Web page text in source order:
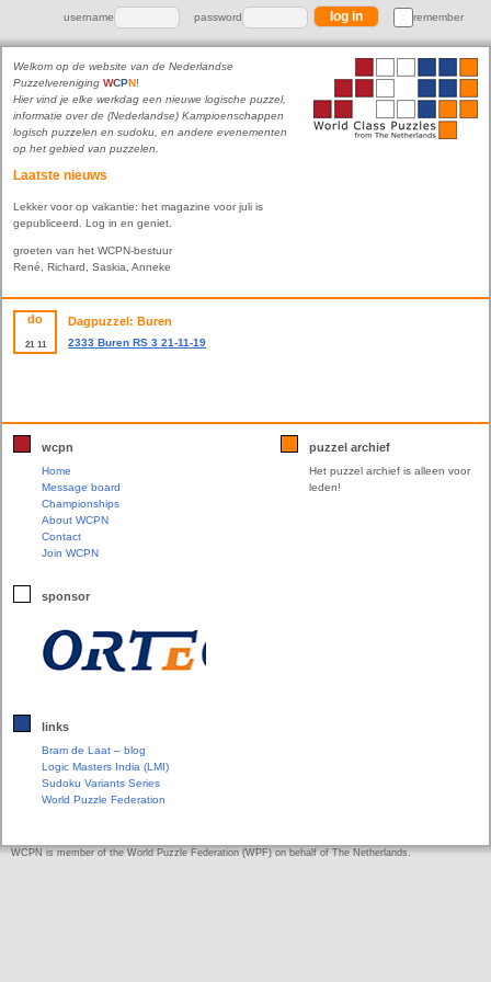
username password remember
Welkom op de website van de Nederlandse
Puzzelvereniging WCPN!
Hier vind je elke werkdag een nieuwe logische puzzel,
informatie over de (Nederlandse) Kampioenschappen
logisch puzzelen en sudoku, en andere evenementen
op het gebied van puzzelen.
Laatste nieuws
Lekker voor op vakantie: het magazine voor juli is
gepubliceerd. Log in en geniet.
groeten van het WCPN-bestuur
René, Richard, Saskia, Anneke
do
21 11
Dagpuzzel: Buren
2333 Buren RS 3 21-11-19
wcpn
Home
Message board
Championships
About WCPN
Contact
Join WCPN
sponsor
links
Bram de Laat – blog
Logic Masters India (LMI)
Sudoku Variants Series
World Puzzle Federation
puzzel archief
Het puzzel archief is alleen voor
leden!
WCPN is member of the World Puzzle Federation (WPF) on behalf of The Netherlands.